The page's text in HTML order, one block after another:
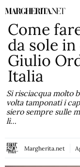
Vai
contenuto
Come
da sole
Giulio
Italia
Si risciacqua molto
volta tamponati i
siero sempre sulle
lì…
Margherita.net